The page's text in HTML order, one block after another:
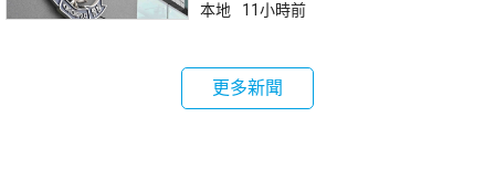
本地 11小時前
更多新聞